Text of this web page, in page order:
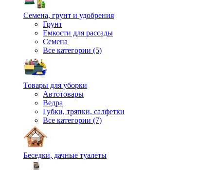
Семена, грунт и удобрения
Грунт
Емкости для рассады
Семена
Все категории (5)
Товары для уборки
Автотовары
Ведра
Губки, тряпки, салфетки
Все категории (7)
Беседки, дачные туалеты